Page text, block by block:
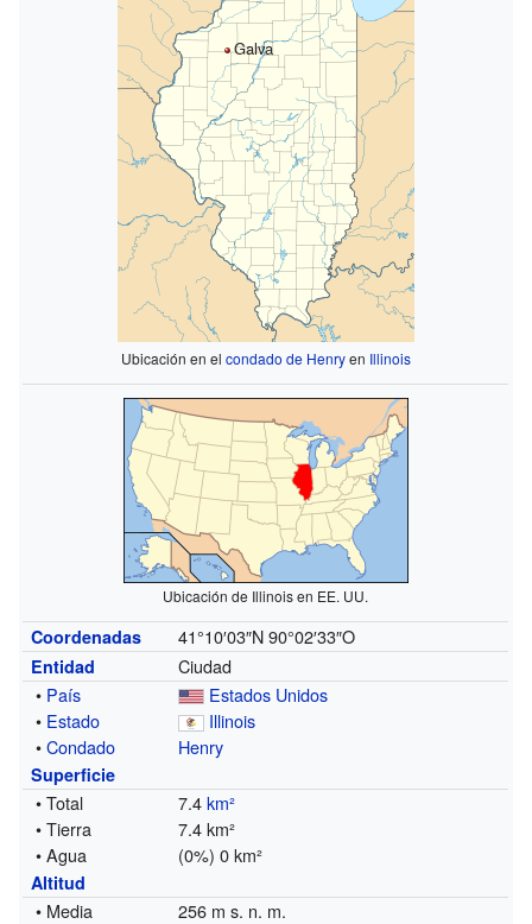
Galva
Ubicación en el condado de Henryen Illinois
Ubicación de Illinois en EE. UU.
Coordenadas 41°10′03″N 90°02′33″O
Entidad
Ciudad
• País
Estados Unidos
• Estado
Illinois
•Condado Henry
Superficie
• Total 7.4km²
• Tierra
7.4 km²
• Agua
(0%) 0 km²
Altitud
• Media 256 m s. n. m.